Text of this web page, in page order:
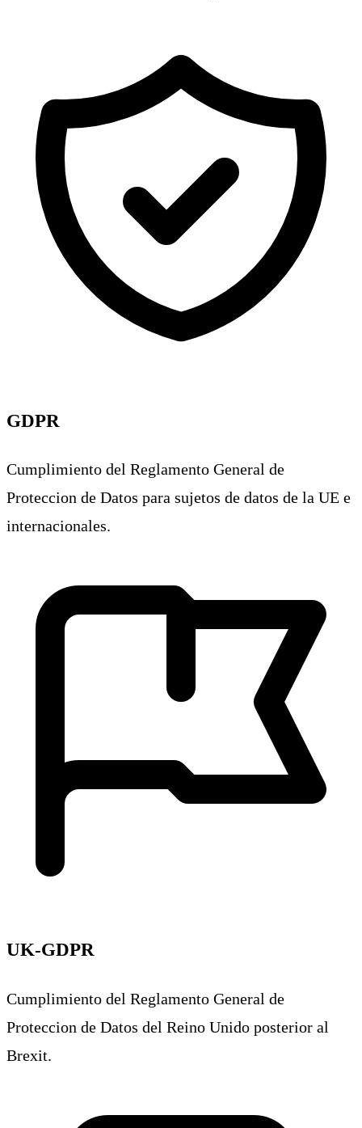
GDPR
Cumplimiento del Reglamento General de
Proteccion de Datos para sujetos de datos de la UE e
internacionales.
UK-GDPR
Cumplimiento del Reglamento General de
Proteccion de Datos del Reino Unido posterior al
Brexit.